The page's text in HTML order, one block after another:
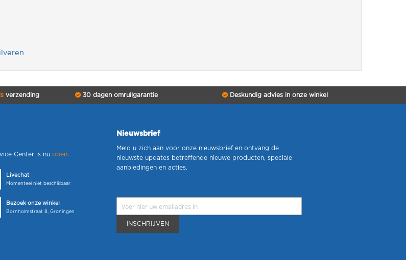
verzending 30 dagen omruilgarantie Deskundig advies in onze winkel
Center is nu open.
Livechat
Momenteel niet beschikbaar
Bezoek onze winkel
Bornholmstraat 8, Groningen
Nieuwsbrief
Meld u zich aan voor onze nieuwsbrief en ontvang de
nieuwste updates betreffende nieuwe producten, speciale
aanbiedingen en acties.
INSCHRIJVEN